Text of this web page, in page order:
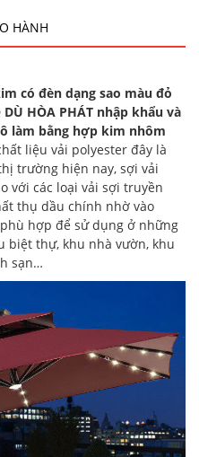
HÀNH
có đèn dạng sao màu đỏ
HÒA PHÁT nhập khẩu và
làm bằng hợp kim nhôm
liệu vải polyester đây là
trường hiện nay, sợi vải
với các loại vải sợi truyền
thụ dầu chính nhờ vào
hợp để sử dụng ở những
biệt thự, khu nhà vườn, khu
sạn…